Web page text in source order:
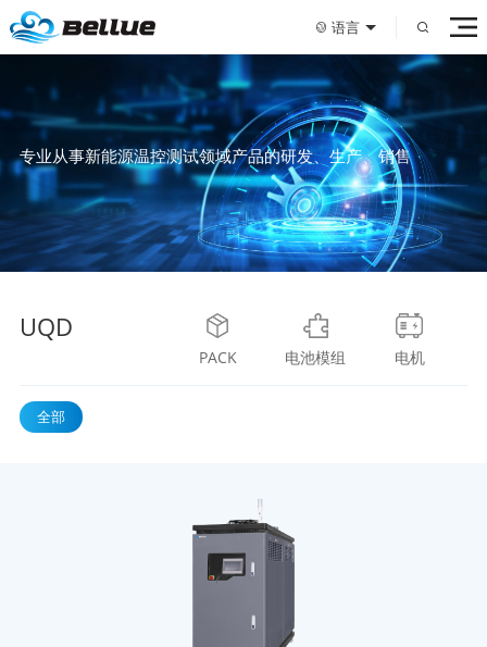
语言
专业从事新能源温控测试领域产品的研发、生产、销售
UQD
PACK 电池模组 电机
全部